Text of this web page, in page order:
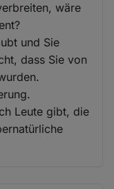
wäre
und Sie
dass Sie von
Leute gibt, die